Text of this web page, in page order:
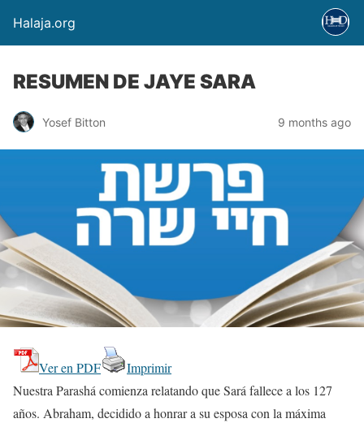
Halaja.org
RESUMEN DE JAYE SARA
Yosef Bitton 9 months ago
Ver en PDF
Imprimir
Nuestra Parashá comienza relatando que Sará fallece a los 127
años. Abraham, decidido a honrar a su esposa con la máxima